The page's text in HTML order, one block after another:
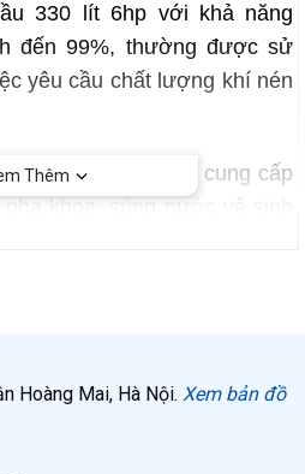
330 lít 6hp với khả năng
đến 99%, thường được sử
yêu cầu chất lượng khí nén
khoa từ 3 – 4 ghế: cung cấp
nha khoa, súng nước vệ sinh
phẩm: hút chân không
gia vào khâu sấy khô nguyên
Thêm
Hoàng Mai, Hà Nội. Xem bản đồ